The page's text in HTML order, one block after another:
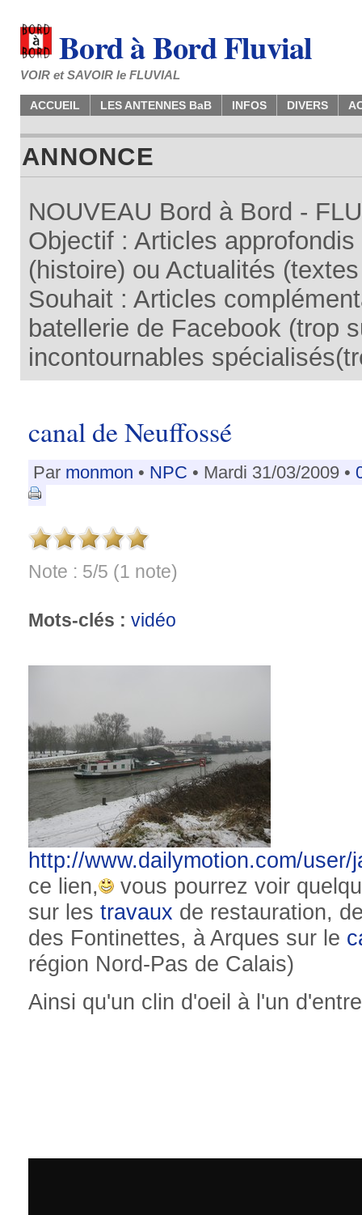
Bord à Bord Fluvial
VOIR et SAVOIR le FLUVIAL
ACCUEIL LES ANTENNES BaB INFOS DIVERS
ANNONCE
NOUVEAU Bord à Bord -
Objectif : Articles
(histoire) ou Actualités
Souhait : Articles
batellerie de Facebook (trop
incontournables
canal de Neuffossé
Par monmon • NPC • Mardi 31/03/2009 •
Note : 5/5 (1 note)
Mots-clés : vidéo
http://www.dailymotion.com/user/
ce lien,
vous pourrez voir
sur les travaux de restauration,
des Fontinettes, à Arques sur le
région Nord-Pas de Calais)
Ainsi qu'un clin d'oeil à l'un